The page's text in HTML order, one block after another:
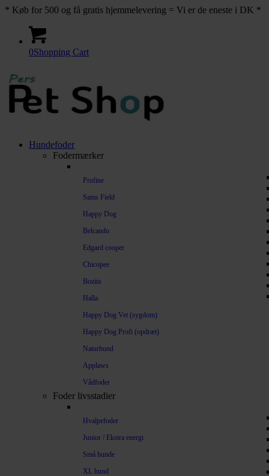
* Køb for 500 og få gratis hjemmelevering = Vi er de eneste i DK *
0Shopping Cart
Hundefoder
Fodermærker
Profine
Sams Field
Happy Dog
Belcando
Edgard cooper
Chicopee
Bozita
Halla
Happy Dog Vet (sygdom)
Happy Dog Profi (opdræt)
Naturhund
Applaws
Vådfoder
Foder livsstadier
Hvalpefoder
Junior / Ekstra energi
Små hunde
XL hund